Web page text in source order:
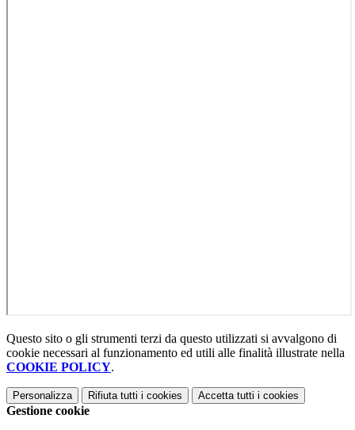
Questo sito o gli strumenti terzi da questo utilizzati si avvalgono di
cookie necessari al funzionamento ed utili alle finalità illustrate nella
COOKIE POLICY.
Personalizza Rifiuta tutti i cookies Accetta tutti i cookies
Gestione cookie